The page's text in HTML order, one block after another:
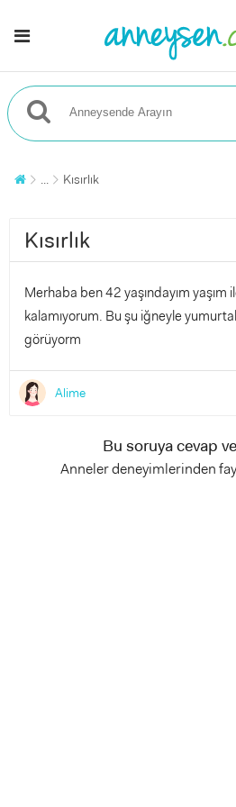
... Kısırlık
Kısırlık
Merhaba ben 42 yaşındayım
kalamıyorum. Bu şu iğneyle
görüyorm
Alime
Bu soruya cevap
Anneler deneyimlerinden